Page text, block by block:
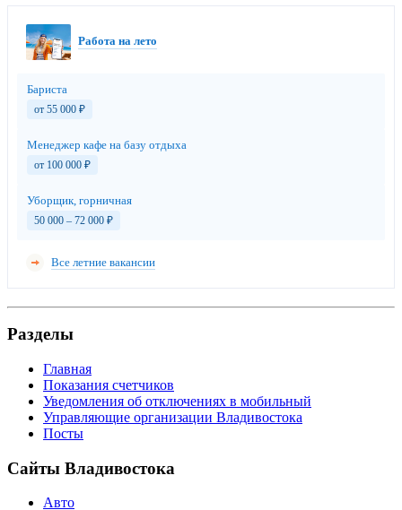
Работа на лето
Бариста
от 55 000 ₽
Менеджер кафе на базу отдыха
от 100 000 ₽
Уборщик, горничная
50 000 – 72 000 ₽
Все летние вакансии
Разделы
Главная
Показания счетчиков
Уведомления об отключениях в мобильный
Управляющие организации Владивостока
Посты
Сайты Владивостока
Авто